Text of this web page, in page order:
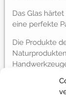
Das Glas
eine perfekte
Die Produkte